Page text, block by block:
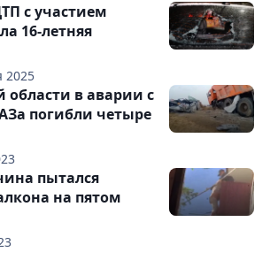
2025
с участием
16-летняя
области в аварии с
погибли четыре
пытался
на пятом